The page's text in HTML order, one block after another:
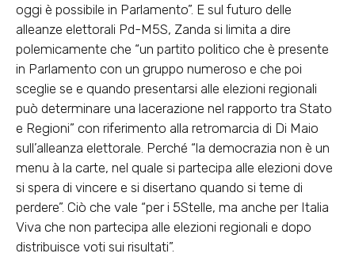
oggi è possibile in Parlamento”. E sul futuro delle
alleanze elettorali Pd-M5S, Zanda si limita a dire
polemicamente che “un partito politico che è presente
in Parlamento con un gruppo numeroso e che poi
sceglie se e quando presentarsi alle elezioni regionali
può determinare una lacerazione nel rapporto tra Stato
e Regioni” con riferimento alla retromarcia di Di Maio
sull’alleanza elettorale. Perché “la democrazia non è un
menu à la carte, nel quale si partecipa alle elezioni dove
si spera di vincere e si disertano quando si teme di
perdere”. Ciò che vale “per i 5Stelle, ma anche per Italia
Viva che non partecipa alle elezioni regionali e dopo
distribuisce voti sui risultati”.